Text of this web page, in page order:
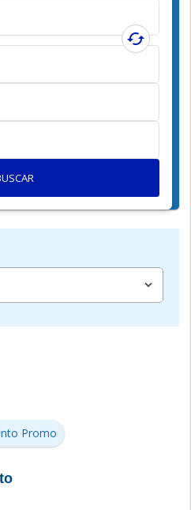
cached
Promo